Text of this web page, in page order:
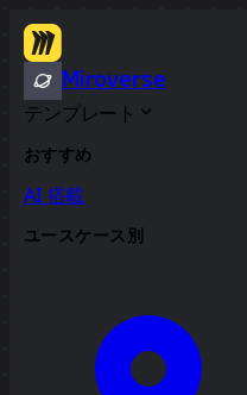
Miroverse
テンプレート
おすすめ
AI 搭載
ユースケース別